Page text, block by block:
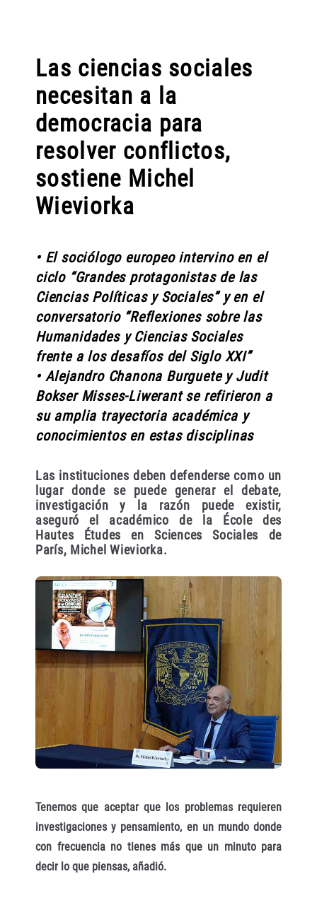
Las ciencias sociales
necesitan a la
democracia para
resolver conflictos,
sostiene Michel
Wieviorka
• El sociólogo europeo intervino en el
ciclo “Grandes protagonistas de las
Ciencias Políticas y Sociales” y en el
conversatorio “Reflexiones sobre las
Humanidades y Ciencias Sociales
frente a los desafíos del Siglo XXI”
• Alejandro Chanona Burguete y Judit
Bokser Misses-Liwerant se refirieron a
su amplia trayectoria académica y
conocimientos en estas disciplinas
Las instituciones deben defenderse como un
lugar donde se puede generar el debate,
investigación y la razón puede existir,
aseguró el académico de la École des
Hautes Études en Sciences Sociales de
París, Michel Wieviorka.
Tenemos que aceptar que los problemas requieren
investigaciones y pensamiento, en un mundo donde
con frecuencia no tienes más que un minuto para
decir lo que piensas, añadió.